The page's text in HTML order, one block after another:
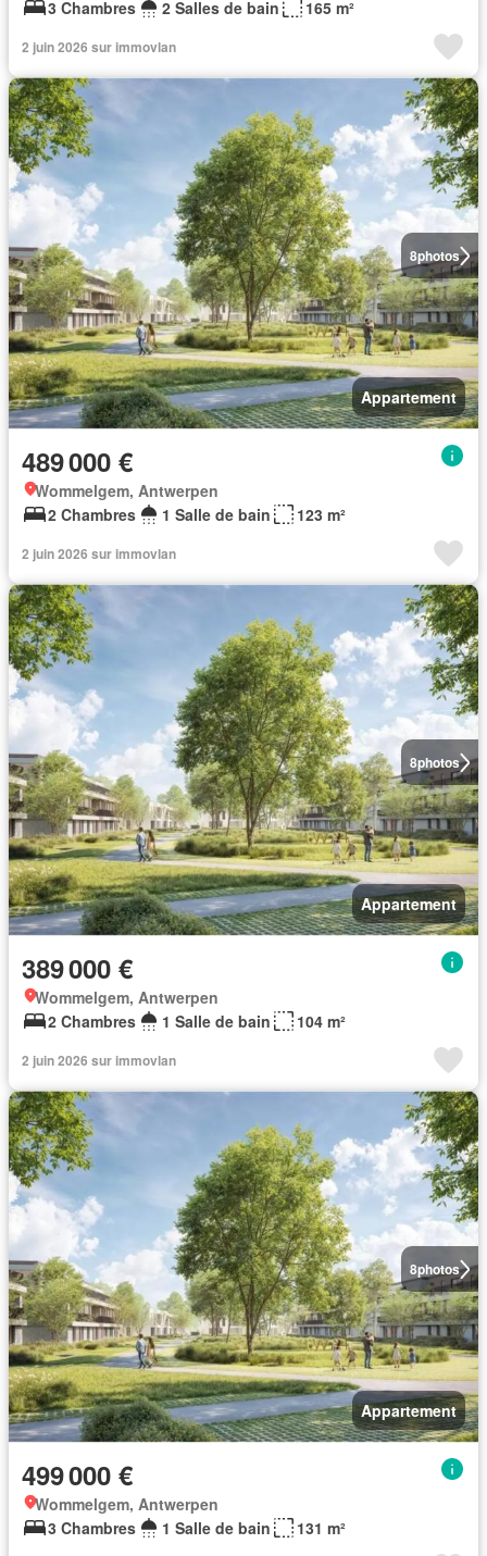
3 Chambres 2 Salles de bain 165 m²
2 juin 2026 sur immovlan
8photos
Appartement
489 000 €
Wommelgem, Antwerpen
2 Chambres
1 Salle de bain 123 m²
2 juin 2026 sur immovlan
8photos
Appartement
389 000 €
Wommelgem, Antwerpen
2 Chambres
1 Salle de bain 104 m²
2 juin 2026 sur immovlan
8photos
Appartement
499 000 €
Wommelgem, Antwerpen
3 Chambres
1 Salle de bain 131 m²